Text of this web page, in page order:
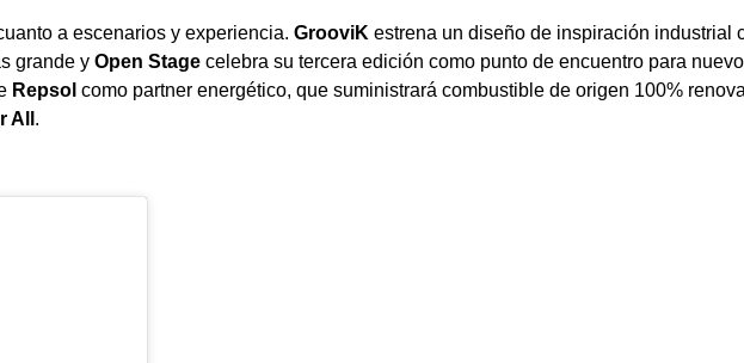
a escenarios y experiencia. GrooviK estrena un diseño de inspiración industrial
grande y Open Stage celebra su tercera edición como punto de encuentro para
Repsol como partner energético, que suministrará combustible de origen 100%
.